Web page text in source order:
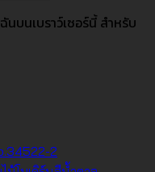
บนเบราว์เซอร์นี้ สำหรับ